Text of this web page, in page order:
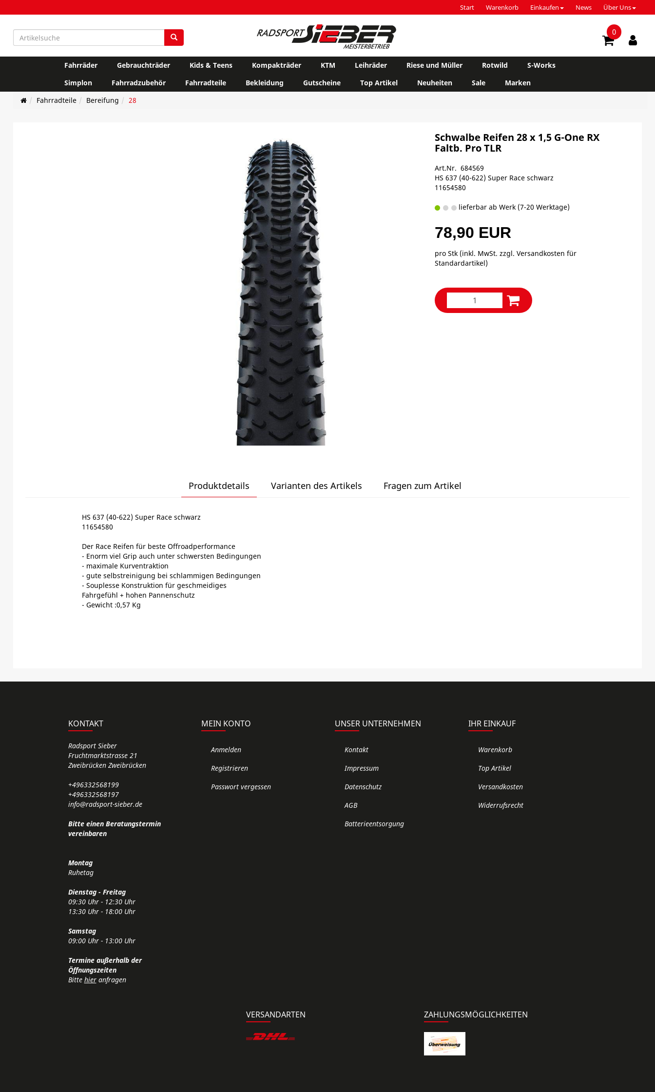
Start Warenkorb Einkaufen News Über Uns
0
Fahrräder Gebrauchträder Kids & Teens Kompakträder KTM Leihräder Riese und Müller Rotwild
S-Works
Simplon
Fahrradzubehör Fahrradteile Bekleidung Gutscheine Top Artikel Neuheiten Sale
Marken
Fahrradteile
Bereifung 28
Schwalbe Reifen 28 x 1,5 G-One RX
Faltb. Pro TLR
Art.Nr. 684569
HS 637 (40-622) Super Race schwarz
11654580
lieferbar ab Werk (7-20 Werktage)
78,90 EUR
pro Stk (inkl. MwSt. zzgl.Versandkosten für
Standardartikel)
Produktdetails Varianten des Artikels Fragen zum Artikel
HS 637 (40-622) Super Race schwarz
11654580
Der Race Reifen für beste Offroadperformance
- Enorm viel Grip auch unter schwersten Bedingungen
- maximale Kurventraktion
- gute selbstreinigung bei schlammigen Bedingungen
- Souplesse Konstruktion für geschmeidiges
Fahrgefühl + hohen Pannenschutz
- Gewicht :0,57 Kg
KONTAKT
Radsport Sieber
Fruchtmarktstrasse 21
Zweibrücken Zweibrücken
+496332568199
+496332568197
info@radsport-sieber.de
Bitte einen Beratungstermin
vereinbaren
Montag
Ruhetag
Dienstag - Freitag
09:30 Uhr - 12:30 Uhr
13:30 Uhr - 18:00 Uhr
Samstag
09:00 Uhr - 13:00 Uhr
Termine außerhalb der
Öffnungszeiten
Bitte hieranfragen
MEIN KONTO
Anmelden
Registrieren
Passwort vergessen
UNSER UNTERNEHMEN
Kontakt
Impressum
Datenschutz
AGB
Batterieentsorgung
IHR EINKAUF
Warenkorb
Top Artikel
Versandkosten
Widerrufsrecht
VERSANDARTEN ZAHLUNGSMÖGLICHKEITEN